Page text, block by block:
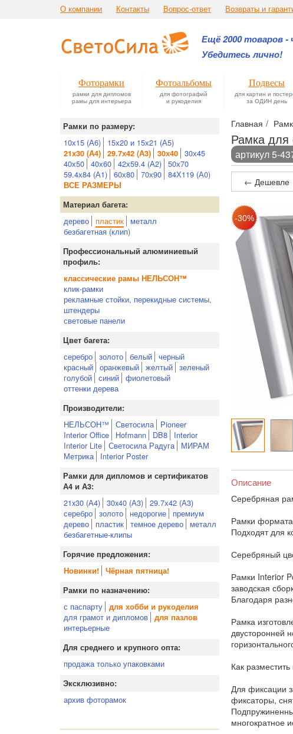
О компании Контакты Вопрос-ответ Возвраты и
Ещё 2000 товаров -
Убедитесь лично!
Фоторамки
рамки для дипломов
рамы для интерьера
Фотоальбомы
для фотографий
и рукоделия
Подвесы
для картин и
за ОДИН день
Главная
Рамка для
артикул 5-
Рамки по размеру:
10х15 (А6) 15х20 и 15х21 (А5)
21х30 (А4) 29.7х42 (А3) 30х40
30х45
40х50 40х60 42х59.4 (А2) 50х70
59.4х84 (А1) 60х80 70х90 84Х119 (А0)
ВСЕ РАЗМЕРЫ
Материал багета:
дерево пластик
металл
безбагетная (клип)
Профессиональный алюминиевый
профиль:
классические рамы НЕЛЬСОН™
клик-рамки
рекламные стойки, перекидные системы,
штендеры
световые панели
Цвет багета:
серебро золото белый черный
красный оранжевый желтый зеленый
голубой синий фиолетовый
оттенки дерева
Производители:
НЕЛЬСОН™ Светосила
Pioneer
Interior Office
Hofmann DB8
Interior
Interior Lite Светосила Радуга
МИРАМ
Метрика
Interior Poster
Рамки для дипломов и сертификатов
А4 и А3:
21x30 (А4) 30x40 (А3) 29.7х42 (А3)
серебро золото недорогие
премиум
дерево
пластик темное дерево
металл
безбагетные-клипы
Горячие предложения:
Новинки!
Чёрная пятница!
Рамки по назначению:
с паспарту для хобби и рукоделия
для грамот и дипломов для пазлов
интерьерные
Для среднего и крупного опта:
продажа только упаковками
Эксклюзивно:
архив фоторамок
← Дешевле
Описание
Серебряная
Рамки
Подходят для
Серебряный
Рамки Interior
заводская
Благодаря
Рамка
двусторонней
Как
Для фиксации
фиксаторы,
многократное